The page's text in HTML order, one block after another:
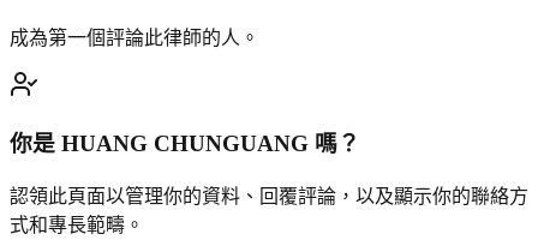
成為第一個評論此律師的人。
你是 HUANG CHUNGUANG 嗎？
認領此頁面以管理你的資料、回覆評論，以及顯示你的聯絡方
式和專長範疇。